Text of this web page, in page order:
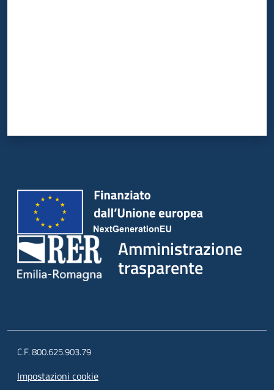
Amministrazione
trasparente
C.F. 800.625.903.79
Impostazioni cookie